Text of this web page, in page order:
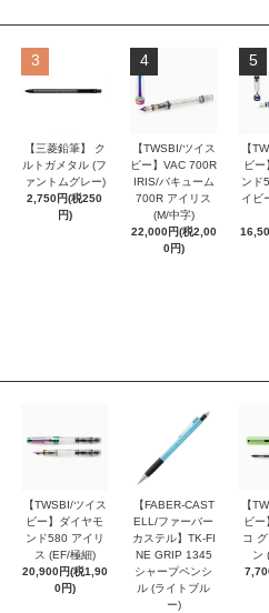
3
【三菱鉛筆】 ク
ルトガメタル (フ
ァントムグレー)
2,750円(税250
円)
4
【TWSBI/ツイス
ビー】VAC 700R
IRIS/バキューム
700R アイリス
(M/中字)
22,000円(税2,00
0円)
5
【
ビ
ンド
イビ
【TWSBI/ツイス
ビー】ダイヤモ
ンド580 アイリ
ス (EF/極細)
20,900円(税1,90
0円)
【FABER-CAST
ELL/ファーバー
カステル】TK-FI
NE GRIP 1345
シャープペンシ
ル (ライトブル
ー)
【
ビ
コ
ン